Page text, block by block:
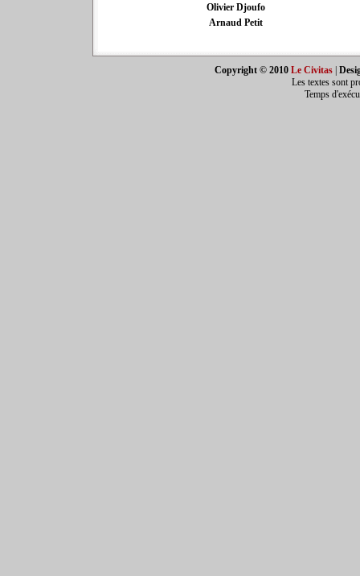
Olivier Djoufo
Arnaud Petit
Copyright © 2010 Le Civitas |
Les textes sont
Temps